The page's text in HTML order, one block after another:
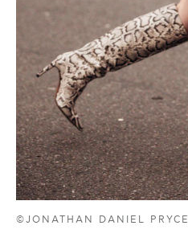
©JONATHAN DANIEL PRYCE